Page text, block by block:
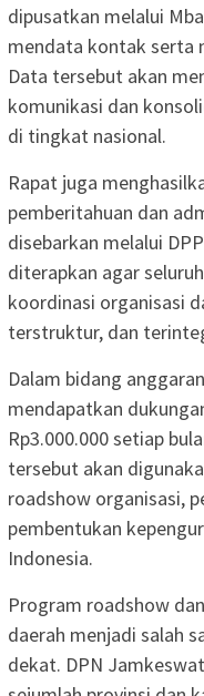
dipusatkan melalui
mendata kontak serta
Data tersebut akan
komunikasi dan
di tingkat nasional.
Rapat juga
pemberitahuan dan
disebarkan melalui
diterapkan agar
koordinasi organisasi
terstruktur, dan
Dalam bidang
mendapatkan
Rp3.000.000 setiap
tersebut akan
roadshow organisasi,
pembentukan
Indonesia.
Program roadshow
daerah menjadi salah
dekat. DPN